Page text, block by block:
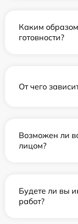
Каким
готовности?
От чего
Возможен ли
лицом?
Будете ли вы
работ?